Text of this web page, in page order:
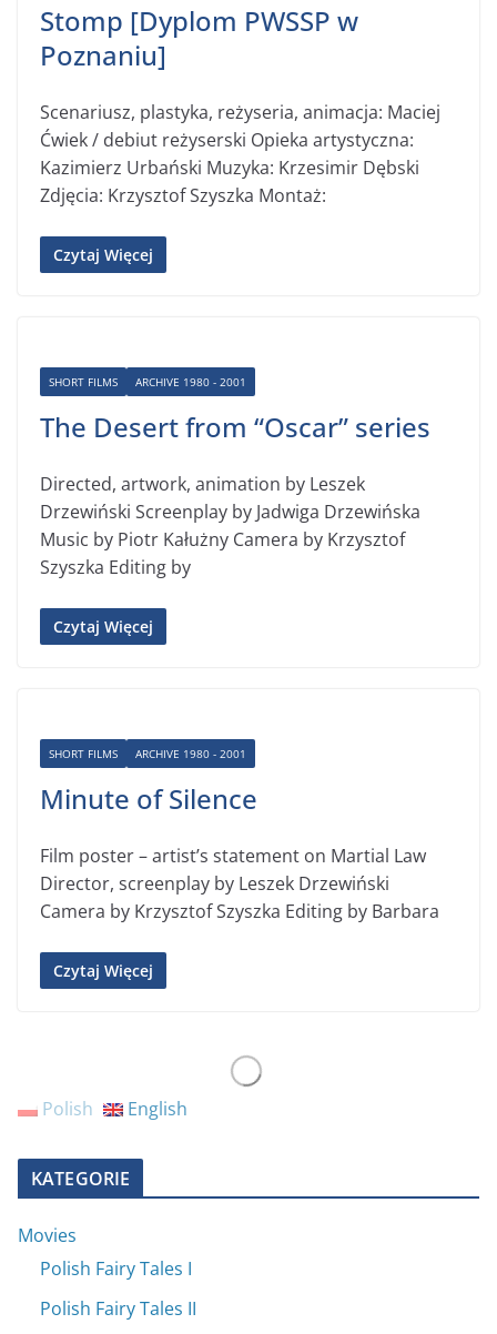
Stomp [Dyplom PWSSP w
Poznaniu]
Scenariusz, plastyka, reżyseria, animacja: Maciej
Ćwiek / debiut reżyserski Opieka artystyczna:
Kazimierz Urbański Muzyka: Krzesimir Dębski
Zdjęcia: Krzysztof Szyszka Montaż:
Czytaj Więcej
SHORT FILMS ARCHIVE 1980 - 2001
The Desert from “Oscar” series
Directed, artwork, animation by Leszek
Drzewiński Screenplay by Jadwiga Drzewińska
Music by Piotr Kałużny Camera by Krzysztof
Szyszka Editing by
Czytaj Więcej
SHORT FILMS ARCHIVE 1980 - 2001
Minute of Silence
Film poster – artist’s statement on Martial Law
Director, screenplay by Leszek Drzewiński
Camera by Krzysztof Szyszka Editing by Barbara
Czytaj Więcej
Polish English
KATEGORIE
Movies
Polish Fairy Tales I
Polish Fairy Tales II